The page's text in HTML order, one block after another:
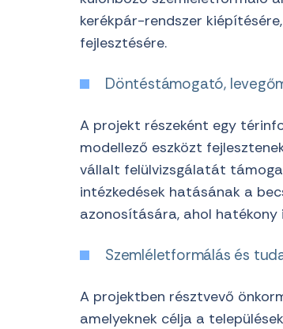
kerékpár-rendszer
fejlesztésére.
Döntéstámogató,
A projekt részeként egy
modellező eszközt
vállalt felülvizsgálatát
intézkedések hatásának a
azonosítására, ahol hatékony
Szemléletformálás és
A projektben résztvevő
amelyeknek célja a